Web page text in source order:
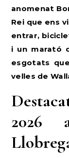
anomenat
Rei que ens
entrar,
i un marató
esgotats
velles de
2026